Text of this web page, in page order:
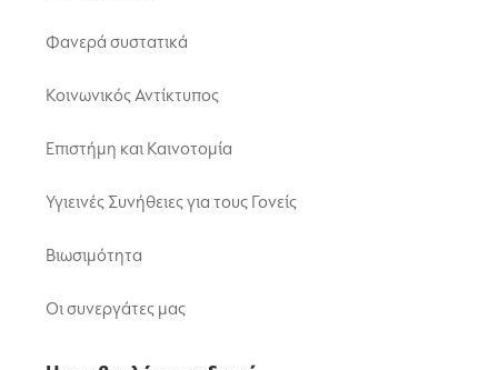
Φανερά συστατικά
Κοινωνικός Αντίκτυπος
Επιστήμη και Καινοτομία
Υγιεινές Συνήθειες για τους Γονείς
Βιωσιμότητα
Οι συνεργάτες μας